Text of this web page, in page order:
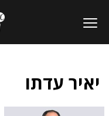
יאיר עדתו